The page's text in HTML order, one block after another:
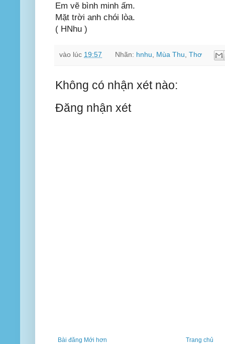
Em vẽ bình minh ấm.
Mặt trời anh chói lòa.
( HNhu )
vào lúc 19:57 Nhãn: hnhu, Mùa Thu, Thơ
Không có nhận xét nào:
Đăng nhận xét
Bài đăng Mới hơn Trang chủ